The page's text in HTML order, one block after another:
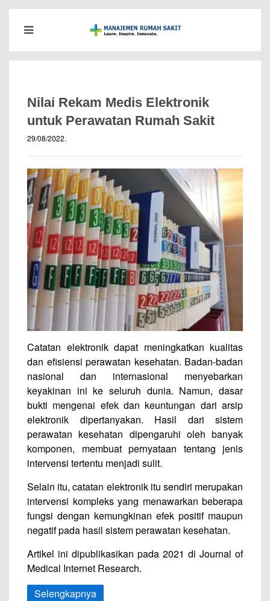
Nilai Rekam Medis Elektronik
untuk Perawatan Rumah Sakit
29/08/2022.
Catatan elektronik dapat meningkatkan kualitas
dan efisiensi perawatan kesehatan. Badan-badan
nasional dan internasional menyebarkan
keyakinan ini ke seluruh dunia. Namun, dasar
bukti mengenai efek dan keuntungan dari arsip
elektronik dipertanyakan. Hasil dari sistem
perawatan kesehatan dipengaruhi oleh banyak
komponen, membuat pernyataan tentang jenis
intervensi tertentu menjadi sulit.
Selain itu, catatan elektronik itu sendiri merupakan
intervensi kompleks yang menawarkan beberapa
fungsi dengan kemungkinan efek positif maupun
negatif pada hasil sistem perawatan kesehatan.
Artikel ini dipublikasikan pada 2021 di Journal of
Medical Internet Research.
Selengkapnya